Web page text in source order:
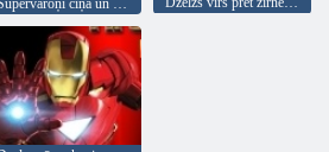
Supervaroņi cīņa un lidošana